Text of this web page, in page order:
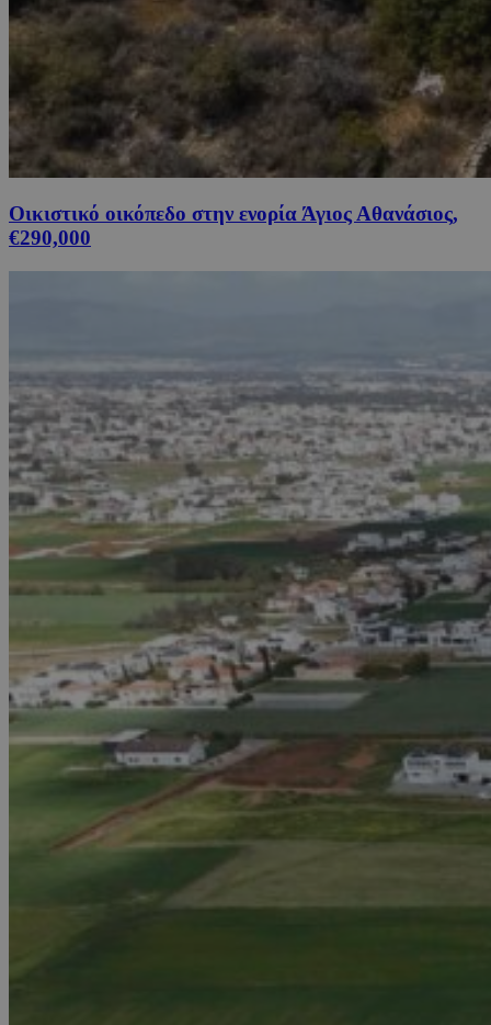
Οικιστικό οικόπεδο στην ενορία Άγιος Αθανάσιος,
€290,000